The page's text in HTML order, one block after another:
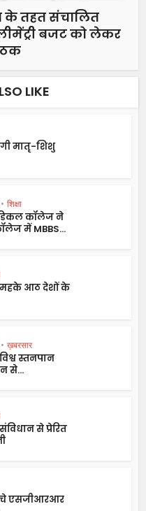
के तहत संचालित
बजट को लेकर
LIKE
मातृ-शिशु
• शिक्षा
कॉलेज ने
में MBBS...
महके आठ देशों के
• ख़बरसार
स्तनपान
से...
से प्रेरित
एसजीआरआर